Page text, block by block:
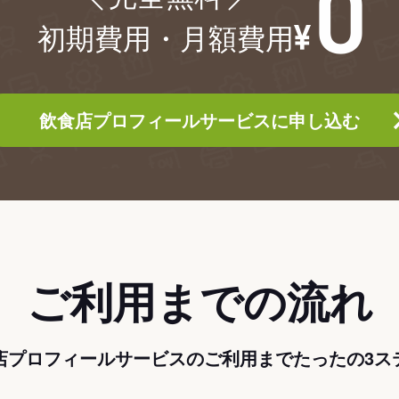
初期費用・月額費用
飲食店プロフィールサービスに申し込む
ご利用までの流れ
プロフィールサービスのご利用までたったの3ス